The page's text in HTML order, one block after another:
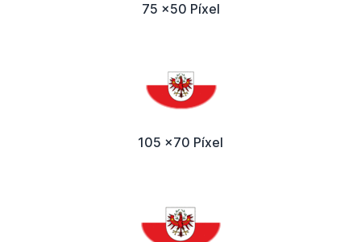
75 x50 Píxel
105 x70 Píxel